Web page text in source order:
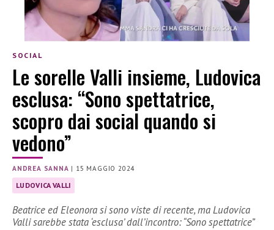
SOCIAL
Le sorelle Valli insieme, Ludovica
esclusa: “Sono spettatrice,
scopro dai social quando si
vedono”
ANDREA SANNA | 15 MAGGIO 2024
LUDOVICA VALLI
Beatrice ed Eleonora si sono viste di recente, ma Ludovica
Valli sarebbe stata ‘esclusa’ dall’incontro: “Sono spettatrice”